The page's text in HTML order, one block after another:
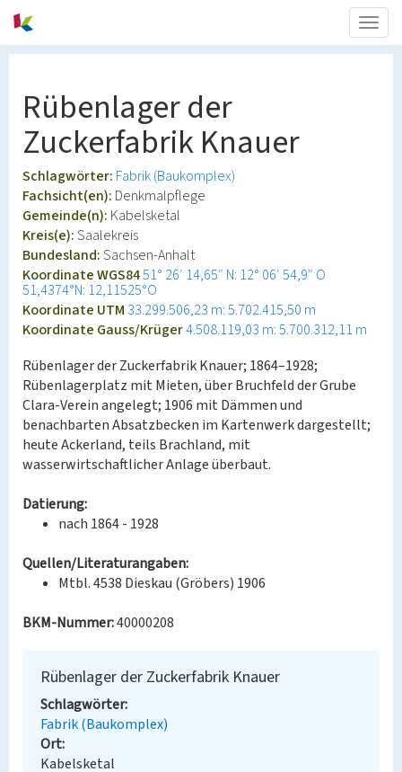
Rübenlager der
Zuckerfabrik Knauer
Schlagwörter: Fabrik (Baukomplex)
Fachsicht(en): Denkmalpflege
Gemeinde(n): Kabelsketal
Kreis(e):Saalekreis
Bundesland:Sachsen-Anhalt
Koordinate WGS8451° 26′ 14,65″ N: 12° 06′ 54,9″ O
51,4374°N: 12,11525°O
Koordinate UTM 33.299.506,23 m: 5.702.415,50 m
Koordinate Gauss/Krüger4.508.119,03 m: 5.700.312,11 m
Rübenlager der Zuckerfabrik Knauer; 1864–1928;
Rübenlagerplatz mit Mieten, über Bruchfeld der Grube
Clara-Verein angelegt; 1906 mit Dämmen und
benachbarten Absatzbecken im Kartenwerk dargestellt;
heute Ackerland, teils Brachland, mit
wasserwirtschaftlicher Anlage überbaut.
Datierung:
nach 1864 - 1928
Quellen/Literaturangaben:
Mtbl. 4538 Dieskau (Gröbers) 1906
BKM-Nummer:40000208
Rübenlager der Zuckerfabrik Knauer
Schlagwörter
Fabrik (Baukomplex)
Ort
Kabelsketal